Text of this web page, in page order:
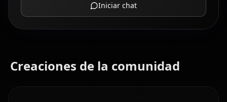
Iniciar chat
Creaciones de la comunidad